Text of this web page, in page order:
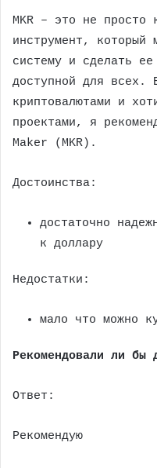
MKR – это не просто
инструмент, который
систему и сделать
доступной для всех.
криптовалютами и
проектами, я
Maker (MKR).
Достоинства:
достаточно
к доллару
Недостатки:
мало что можно
Рекомендовали ли бы
Ответ:
Рекомендую